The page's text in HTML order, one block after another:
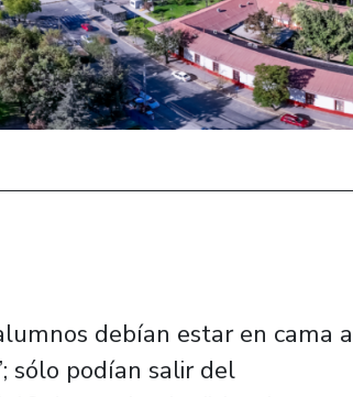
debían estar en cama
sólo podían salir del